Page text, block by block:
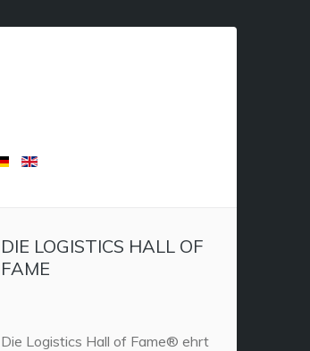
DIE LOGISTICS HALL OF
FAME
Die Logistics Hall of Fame® ehrt